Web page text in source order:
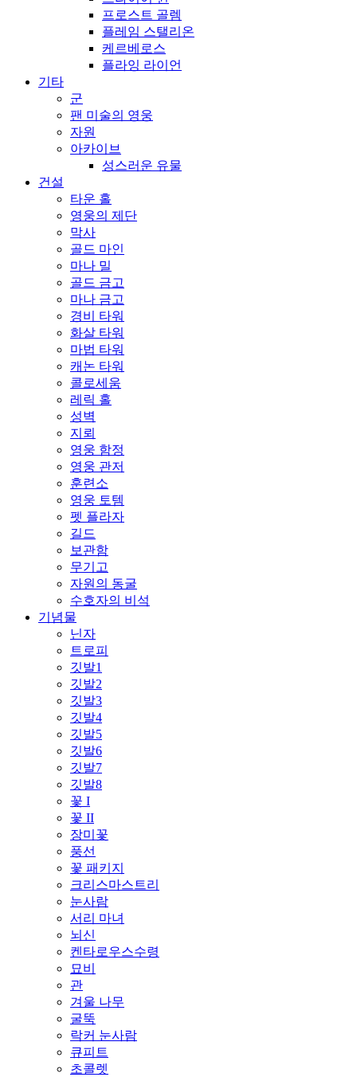
프로스트 골렘
플레임 스탤리온
케르베로스
플라잉 라이언
기타
군
팬 미술의 영웅
자원
아카이브
성스러운 유물
건설
타운 홀
영웅의 제단
막사
골드 마인
마나 밀
골드 금고
마나 금고
경비 타워
화살 타워
마법 타워
캐논 타워
콜로세움
레릭 홀
성벽
지뢰
영웅 함정
영웅 관저
훈련소
영웅 토템
펫 플라자
길드
보관함
무기고
자원의 동굴
수호자의 비석
기념물
닌자
트로피
깃발1
깃발2
깃발3
깃발4
깃발5
깃발6
깃발7
깃발8
꽃 I
꽃 II
장미꽃
풍선
꽃 패키지
크리스마스트리
눈사람
서리 마녀
뇌신
켄타로우스수령
묘비
관
겨울 나무
굴뚝
락커 눈사람
큐피트
초콜렛